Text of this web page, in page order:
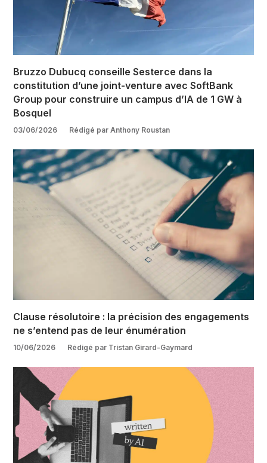
Clause résolutoire : la précision des engagements
ne s’entend pas de leur énumération
10/06/2026 Rédigé par Tristan Girard-Gaymard
Bruzzo Dubucq conseille Sesterce dans la
constitution d’une joint-venture avec SoftBank
Group pour construire un campus d’IA de 1 GW à
Bosquel
03/06/2026 Rédigé par Anthony Roustan